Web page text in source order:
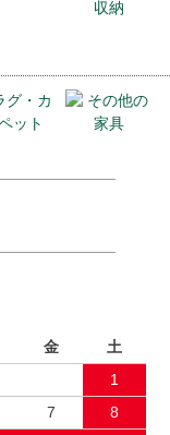
金
土
1
7
8